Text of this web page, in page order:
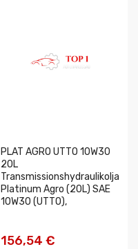
PLAT AGRO UTTO 10W30
20L
Transmissionshydraulikolja
Platinum Agro (20L) SAE
10W30 (UTTO),
156,54 €